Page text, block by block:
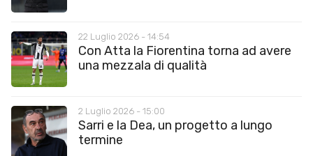
22 Luglio 2026 - 14:54
Con Atta la Fiorentina torna ad avere
una mezzala di qualità
2 Luglio 2026 - 15:00
Sarri e la Dea, un progetto a lungo
termine